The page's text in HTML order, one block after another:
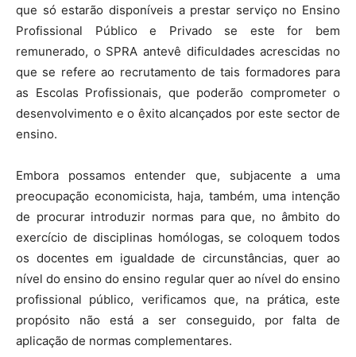
que só estarão disponíveis a prestar serviço no Ensino
Profissional Público e Privado se este for bem
remunerado, o SPRA antevê dificuldades acrescidas no
que se refere ao recrutamento de tais formadores para
as Escolas Profissionais, que poderão comprometer o
desenvolvimento e o êxito alcançados por este sector de
ensino.
Embora possamos entender que, subjacente a uma
preocupação economicista, haja, também, uma intenção
de procurar introduzir normas para que, no âmbito do
exercício de disciplinas homólogas, se coloquem todos
os docentes em igualdade de circunstâncias, quer ao
nível do ensino do ensino regular quer ao nível do ensino
profissional público, verificamos que, na prática, este
propósito não está a ser conseguido, por falta de
aplicação de normas complementares.